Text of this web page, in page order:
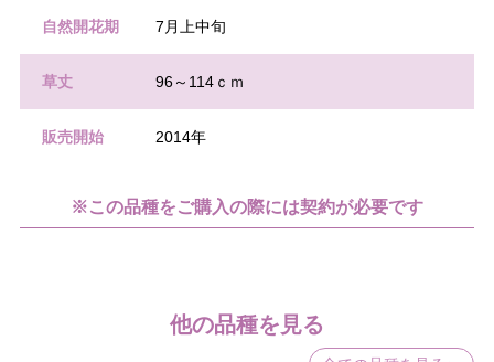
自然開花期 7月上中旬
草丈 96～114ｃｍ
販売開始 2014年
※この品種をご購入の際には契約が必要です
他の品種を見る